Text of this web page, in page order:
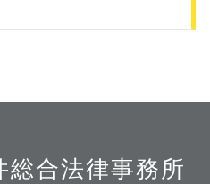
合法律事務所